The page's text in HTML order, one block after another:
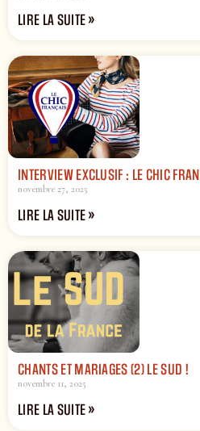
LIRE LA SUITE »
INTERVIEW EXCLUSIF : LE CHIC
novembre 27, 2025
LIRE LA SUITE »
CHANTS ET MARIAGES (2) LE SUD !
novembre 11, 2025
LIRE LA SUITE »